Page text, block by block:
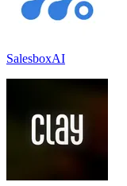
SalesboxAI